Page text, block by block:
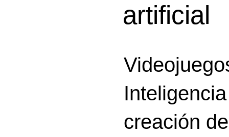
artificial
creación